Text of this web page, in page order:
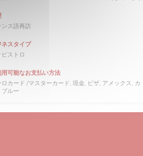
ンス語再訪
ネスタイプ
ビストロ
用可能なお支払い方法
ロカード /マスターカード, 現金, ビザ, アメックス, カ
ブルー